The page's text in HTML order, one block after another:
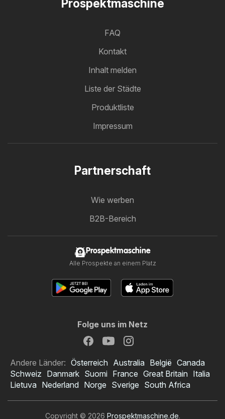
Prospektmaschine
FAQ
Kontakt
Inhalt melden
Liste der Städte
Produktliste
Impressum
Partnerschaft
Wie werben
B2B-Bereich
Prospektmaschine
Alle Prospekte an einem Platz
Folge uns im Netz
Andere Länder: Österreich Australia België Canada
Schweiz Danmark Suomi France Great Britain Italia
Lietuva Nederland Norge Sverige South Africa
Copyright © 2026 Prospektmaschine.de.